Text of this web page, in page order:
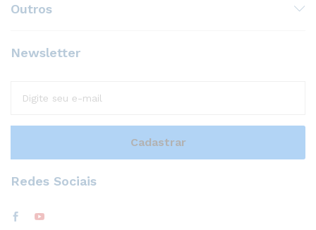
Outros
Newsletter
Redes Sociais